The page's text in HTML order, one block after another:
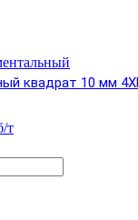
квадрат 10 мм
т